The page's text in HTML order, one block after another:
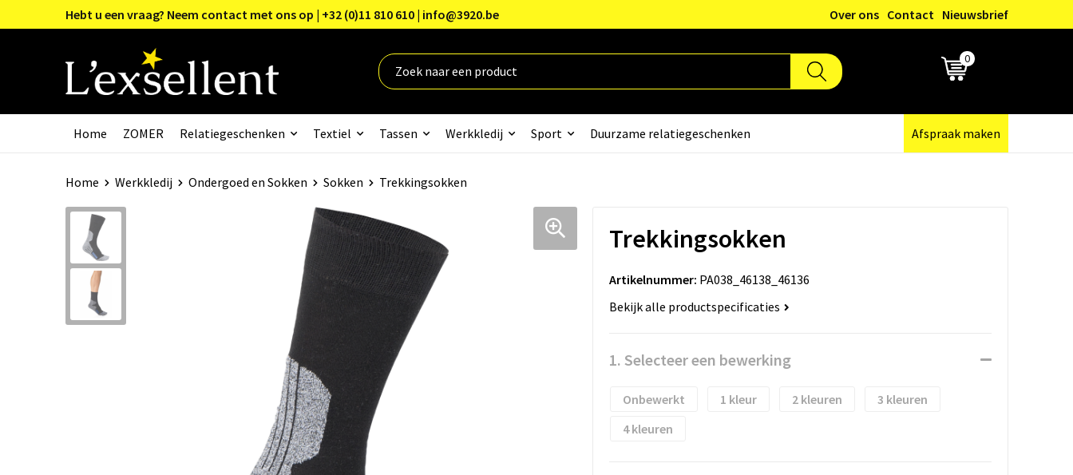
Hebt u een vraag? Neem contact met ons op | +32 (0)11 810 610 | info@3920.be Over ons Contact Nieuwsbrief
0
Home ZOMER Relatiegeschenken Textiel Tassen Werkkledij Sport Duurzame relatiegeschenken Afspraak maken
Home Werkkledij Ondergoed en Sokken Sokken Trekkingsokken
Trekkingsokken
Artikelnummer: PA038_46138_46136
Bekijk alle productspecificaties
1. Selecteer een bewerking
Onbewerkt 1 2
3
4